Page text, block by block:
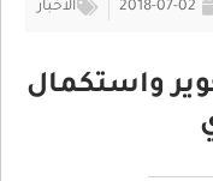
2018-07-02 الأخبار
واستكمال